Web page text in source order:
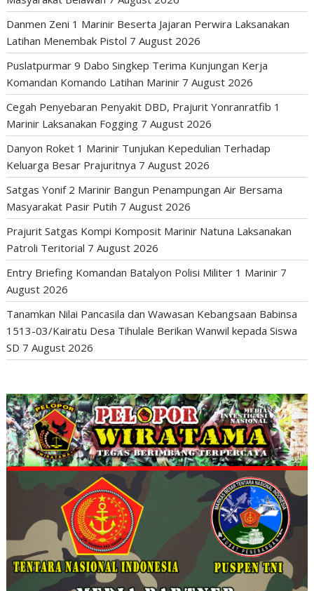
Danmen Zeni 1 Marinir Beserta Jajaran Perwira Laksanakan
Latihan Menembak Pistol 7 August 2026
Puslatpurmar 9 Dabo Singkep Terima Kunjungan Kerja
Komandan Komando Latihan Marinir 7 August 2026
Cegah Penyebaran Penyakit DBD, Prajurit Yonranratfib 1
Marinir Laksanakan Fogging 7 August 2026
Danyon Roket 1 Marinir Tunjukan Kepedulian Terhadap
Keluarga Besar Prajuritnya 7 August 2026
Satgas Yonif 2 Marinir Bangun Penampungan Air Bersama
Masyarakat Pasir Putih 7 August 2026
Prajurit Satgas Kompi Komposit Marinir Natuna Laksanakan
Patroli Teritorial 7 August 2026
Entry Briefing Komandan Batalyon Polisi Militer 1 Marinir 7
August 2026
Tanamkan Nilai Pancasila dan Wawasan Kebangsaan Babinsa
1513-03/Kairatu Desa Tihulale Berikan Wanwil kepada Siswa
SD 7 August 2026